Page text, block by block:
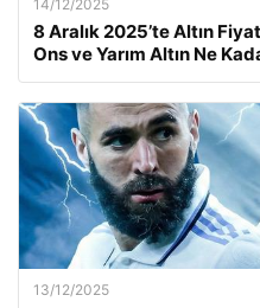
14/12/2025
8 Aralık 2025’te Altın
Ons ve Yarım Altın Ne
13/12/2025